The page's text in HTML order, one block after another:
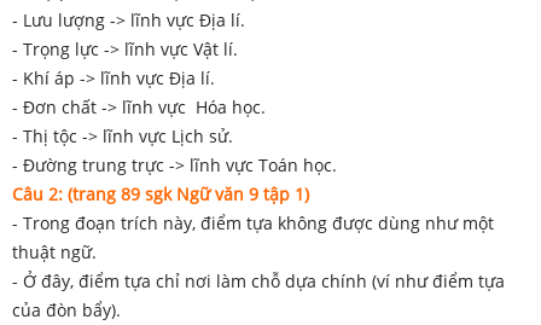
- Lưu lượng -> lĩnh vực Địa lí.
- Trọng lực -> lĩnh vực Vật lí.
- Khí áp -> lĩnh vực Địa lí.
- Đơn chất -> lĩnh vực Hóa học.
- Thị tộc -> lĩnh vực Lịch sử.
- Đường trung trực -> lĩnh vực Toán học.
Câu 2: (trang 89 sgk Ngữ văn 9 tập 1)
- Trong đoạn trích này, điểm tựa không được dùng như một
thuật ngữ.
- Ở đây, điểm tựa chỉ nơi làm chỗ dựa chính (ví như điểm tựa
của đòn bẩy).